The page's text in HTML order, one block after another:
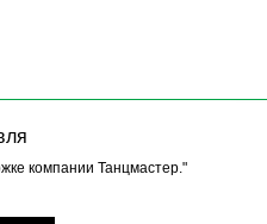
компании Танцмастер."